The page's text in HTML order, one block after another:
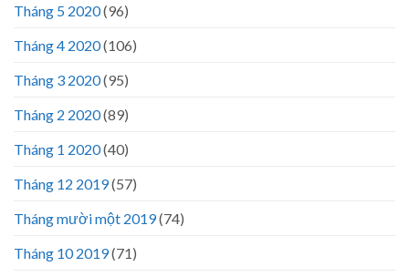
Tháng 5 2020(96)
Tháng 4 2020(106)
Tháng 3 2020(95)
Tháng 2 2020(89)
Tháng 1 2020(40)
Tháng 12 2019(57)
Tháng mười một 2019(74)
Tháng 10 2019(71)